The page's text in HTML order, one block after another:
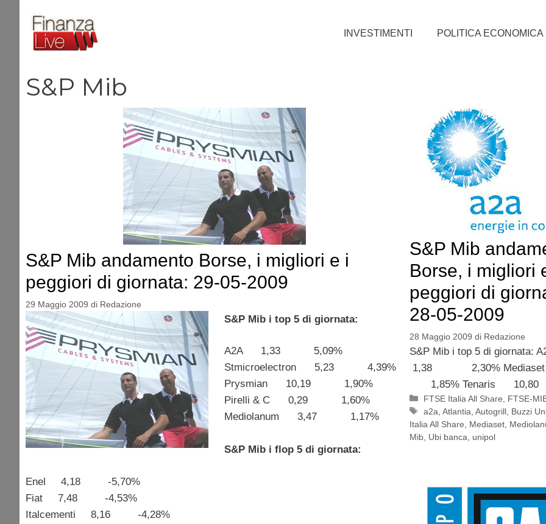
contenuto
INVESTIMENTI POLITICA ECONOMICA
S&P Mib
S&P Mib andamento Borse, i migliori e i
peggiori di giornata: 29-05-2009
29 Maggio 2009 di Redazione
S&P Mib i top 5 di giornata:
A2A 1,33 5,09%
Stmicroelectron 5,23 4,39%
Prysmian 10,19 1,90%
Pirelli & C 0,29 1,60%
Mediolanum 3,47 1,17%
S&P Mib i flop 5 di giornata:
Enel 4,18 -5,70%
Fiat 7,48 -4,53%
Italcementi 8,16 -4,28%
S&P Mib
Borse, i migliori
peggiori di
28-05-2009
28 Maggio 2009 di Redazione
S&P Mib i top 5 di giornata:
1,38 2,30%
1,85% Tenaris 10,80
Categorie
FTSE Italia All Share
FTSE-
Tag
a2a ,Atlantia ,Autogrill Buzzi
Italia All Share
Mediaset,
Mib, Ubi banca unipol